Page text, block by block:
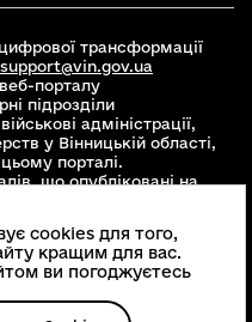
трансформації
support@vin.gov.ua
веб-порталу
підрозділи
адміністрації,
у Вінницькій області,
порталі.
що опубліковані на
зазначення посилання
на офіційний сайт
www.vin.gov.ua.
ліцензією Creative
license, якщо не
cookies для того,
кращим для вас.
ви погоджуєтесь